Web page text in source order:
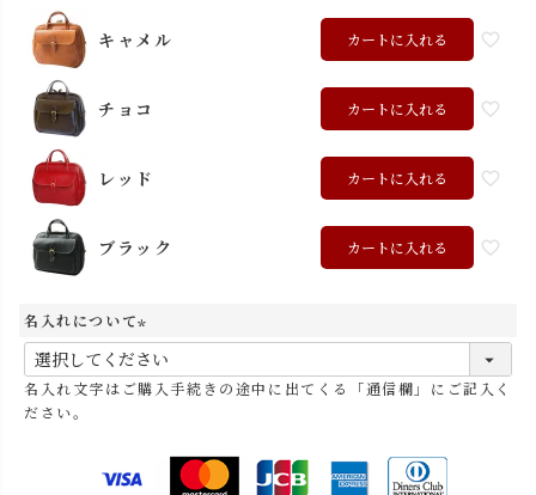
キャメル カートに入れる
チョコ カートに入れる
レッド カートに入れる
ブラック カートに入れる
名入れについて
(
必
須
名入れ文字はご購入手続きの途中に出てくる「通信欄」にご記入く
ださい。